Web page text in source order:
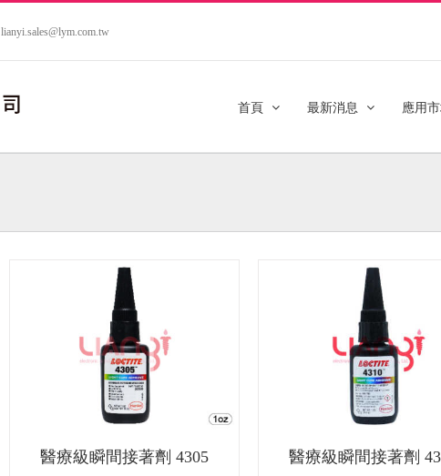
lianyi.sales@lym.com.tw
首頁 最新消息 應用
醫療級瞬間接著劑 4305 醫療級瞬間接著劑